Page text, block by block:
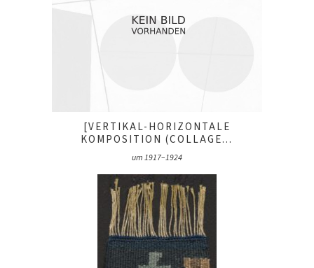
[VERTIKAL-HORIZONTALE
KOMPOSITION (COLLAGE...
um 1917–1924